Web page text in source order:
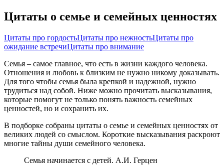
Цитаты о семье и семейных ценностях
Цитаты про гордостьЦитаты про нежностьЦитаты про
ожидание встречиЦитаты про внимание
Семья – самое главное, что есть в жизни каждого человека.
Отношения и любовь к близким не нужно никому доказывать.
Для того чтобы семья была крепкой и надежной, нужно
трудиться над собой. Ниже можно прочитать высказывания,
которые помогут не только понять важность семейных
ценностей, но и сохранить их.
В подборке собраны цитаты о семье и семейных ценностях от
великих людей со смыслом. Короткие высказывания раскроют
многие тайны души семейного человека.
Семья начинается с детей. А.И. Герцен